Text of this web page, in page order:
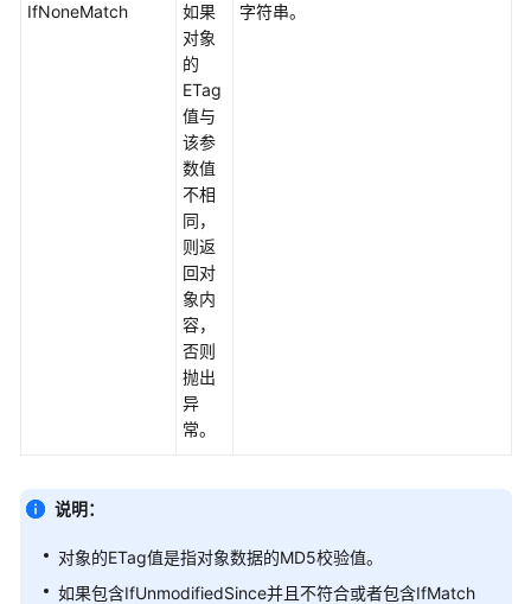
C
载
示
例
IfNoneMatch
如果
对象
的
ETag
值与
该参
数值
不相
同，
则返
回对
象内
容，
否则
抛出
异
常。
字符串。
说明：
对象的ETag值是指对象数据的MD5校验值。
如果包含IfUnmodifiedSince并且不符合或者包含IfMatch